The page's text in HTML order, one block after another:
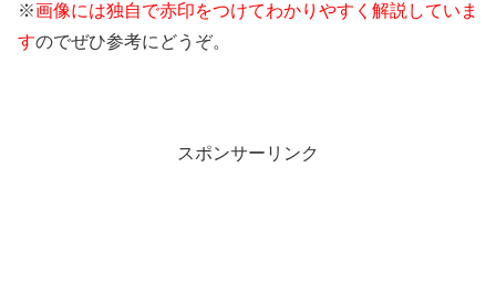
※画像には独自で赤印をつけてわかりやすく解説していま
すのでぜひ参考にどうぞ。
スポンサーリンク